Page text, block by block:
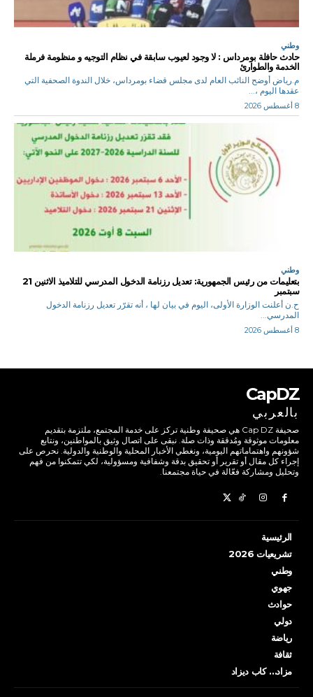
وطني
حادث حافلة بومرداس : لا وجود لعيوب سابقة في نظام التوجيه و منظومة فرملة
الخدمة والطوارئ
م.رياض أوضح النائب العام لدى مجلس قضاء بومرداس، خلال الندوة الصحفية التي
عقدها اليوم ،...
8 أغسطس 2026
وطني
بتعليمات من رئيس الجمهورية: تعديل رزنامة الدخول المدرسي للتلاميذ الاثنين 21
سبتمبر
ح.ن أعلنت الوزارة الأولى، اليوم في بيان لها ، أنه تقرّر تعديل رزنامة الدخول
المدرسي...
8 أغسطس 2026
CapDZ
بالعربي
صحيفة Cap DZ هي صحيفة وطنية تركز على خدمة المجتمع، ملتزمة بتقديم
معلومات موثوقة ومُدققة وذات صلة. نبقى على اتصال وثيق بالمواطنين، ونتابع
شؤونهم واهتماماتهم اليومية، ونغطي الأخبار المحلية والوطنية والدولية. نحرص على
إجراء كل مقال أو تقرير أو تحقيق بدقة وشفافية ومسؤولية، لكي تتمكنوا من فهم
وتحليل ومشاركة فعّالة في حياة مجتمعنا.
الرئيسية
تشريعيات 2026
وطني
جهوي
حوادث
دولي
رياضة
ثقافة
مزاد… كاب ديزاد